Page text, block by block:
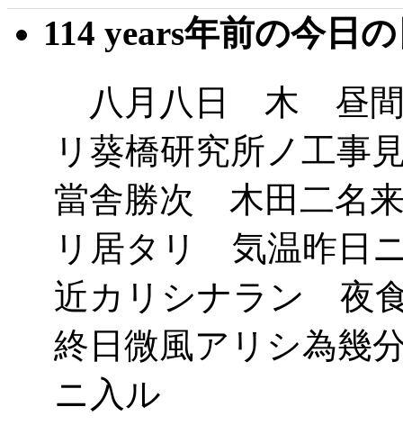
114 years年前の今日
八月八日 木 昼間
リ葵橋研究所ノ工事
當舎勝次 木田二名
リ居タリ 気温昨日
近カリシナラン 夜
終日微風アリシ為幾
ニ入ル